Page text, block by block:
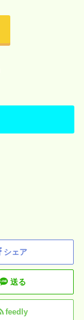
シェア
送る
feedly